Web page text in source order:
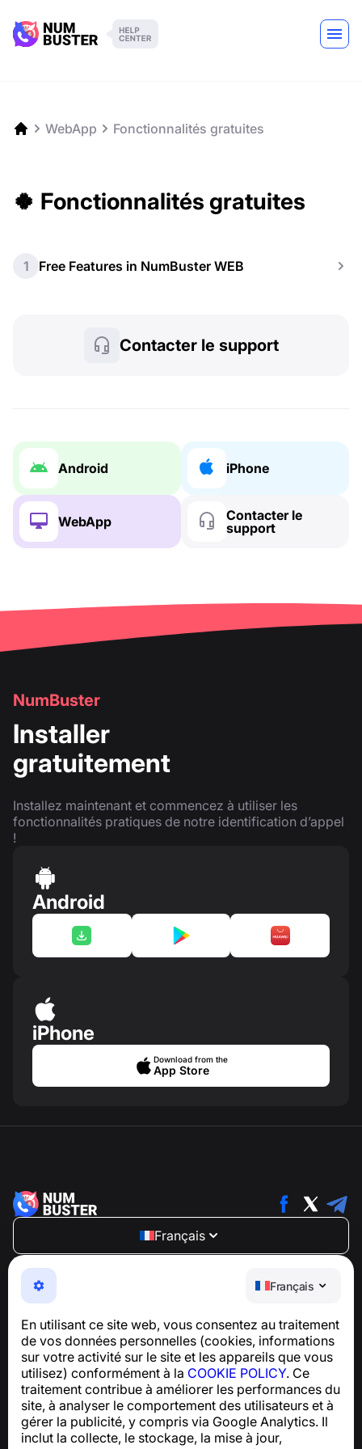
Français
En utilisant ce site web, vous consentez au traitement
de vos données personnelles (cookies, informations
sur votre activité sur le site et les appareils que vous
utilisez) conformément à la COOKIE POLICY. Ce
traitement contribue à améliorer les performances du
site, à analyser le comportement des utilisateurs et à
gérer la publicité, y compris via Google Analytics. Il
inclut la collecte, le stockage, la mise à jour,
WebApp Fonctionnalités gratuites
🍀 Fonctionnalités gratuites
1 Free Features in NumBuster WEB
Contacter le support
Android iPhone
WebApp
Contacter le
support
NumBuster
Installer
gratuitement
Installez maintenant et commencez à utiliser les
fonctionnalités pratiques de notre identification d’appel
!
Android
iPhone
Download from the
App Store
Français
NumBuster © 2013—2026 ·
Une application facile à utiliser qui vous protège contre
les arnaques téléphoniques, le spam et les messages
Pour toute question concernant la conformité au RGPD :
support@numbuster.com
Centre d’aide
Actualités et articles
À propos du projet